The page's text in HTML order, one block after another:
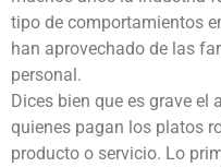
tipo de comportamientos
han aprovechado de las
personal.
Dices bien que es grave el
quienes pagan los platos
producto o servicio. Lo